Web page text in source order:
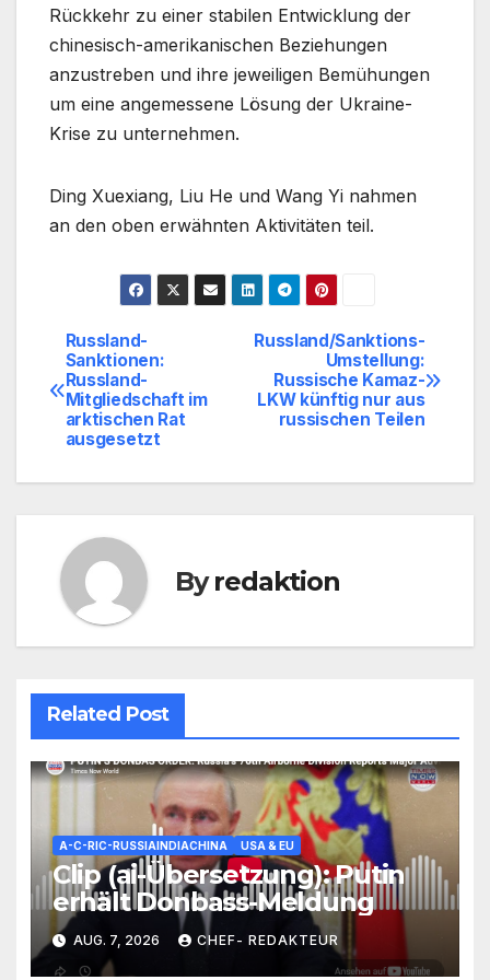
Rückkehr zu einer stabilen Entwicklung der
chinesisch-amerikanischen Beziehungen
anzustreben und ihre jeweiligen Bemühungen
um eine angemessene Lösung der Ukraine-
Krise zu unternehmen.
Ding Xuexiang, Liu He und Wang Yi nahmen
an den oben erwähnten Aktivitäten teil.
Beitragsnavigation
Russland/Sanktions-
Umstellung:
Russische Kamaz-
LKW künftig nur aus
russischen Teilen
Russland-
Sanktionen:
Russland-
Mitgliedschaft im
arktischen Rat
ausgesetzt
Byredaktion
Related Post
A-C-RIC-RUSSIAINDIACHINA USA & EU
Clip (ai-Übersetzung): Putin
erhält Donbass-Meldung
AUG. 7, 2026 CHEF- REDAKTEUR